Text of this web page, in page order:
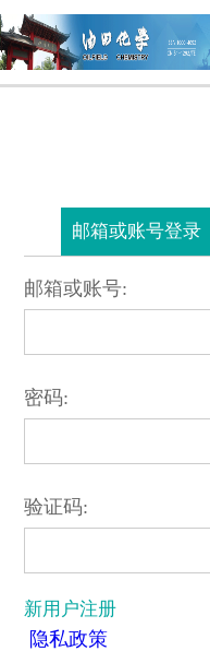
邮箱或账号登录
邮箱或账号:
密码:
验证码:
新用户注册
隐私政策